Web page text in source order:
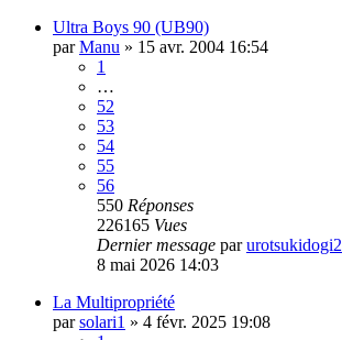
Ultra Boys 90 (UB90)
parManu » 15 avr. 2004 16:54
1
…
52
53
54
55
56
550 Réponses
226165 Vues
Dernier message parurotsukidogi2
8 mai 2026 14:03
La Multipropriété
parsolari1 » 4 févr. 2025 19:08